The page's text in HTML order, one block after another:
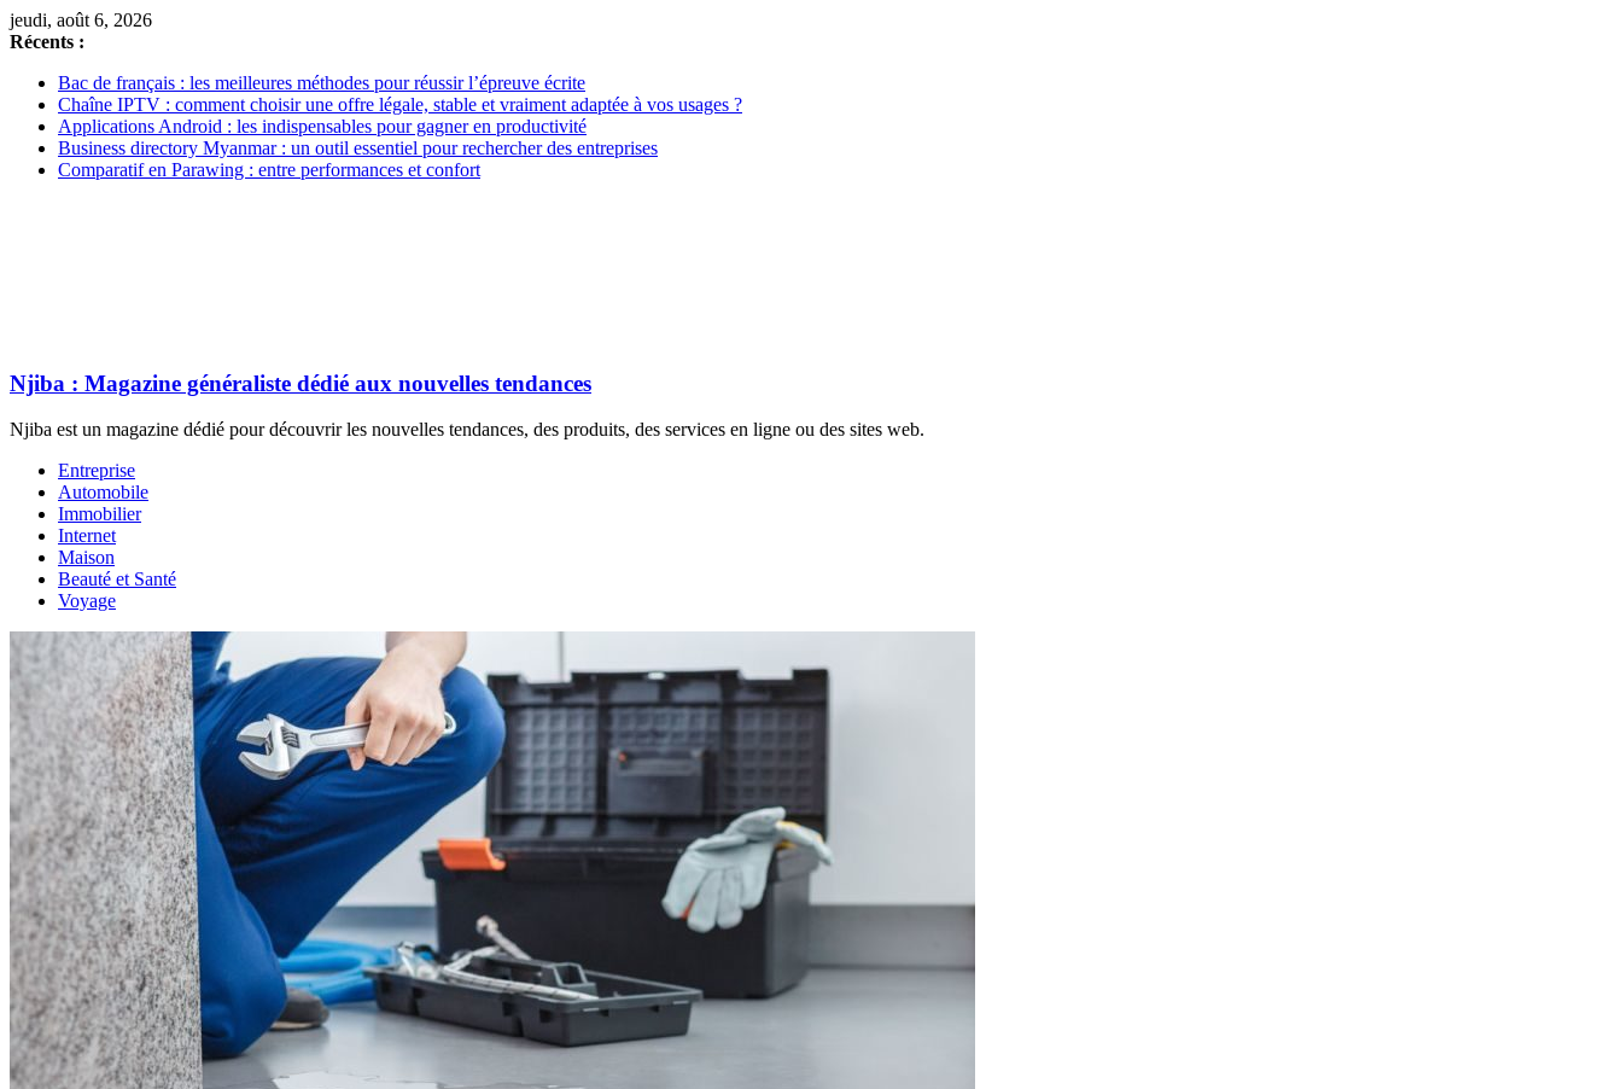
jeudi, août 6, 2026
Récents :
Bac de français : les meilleures méthodes pour réussir l’épreuve écrite
Chaîne IPTV : comment choisir une offre légale, stable et vraiment adaptée à vos usages ?
Applications Android : les indispensables pour gagner en productivité
Business directory Myanmar : un outil essentiel pour rechercher des entreprises
Comparatif en Parawing : entre performances et confort
Njiba : Magazine généraliste dédié aux nouvelles tendances
Njiba est un magazine dédié pour découvrir les nouvelles tendances, des produits, des services en ligne ou des sites web.
Entreprise
Automobile
Immobilier
Internet
Maison
Beauté et Santé
Voyage